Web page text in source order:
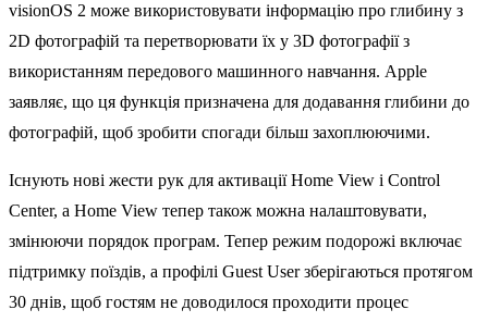
‌visionOS 2‌ може використовувати інформацію про глибину з
2D фотографій та перетворювати їх у 3D фотографії з
використанням передового машинного навчання. Apple
заявляє, що ця функція призначена для додавання глибини до
фотографій, щоб зробити спогади більш захоплюючими.
Існують нові жести рук для активації Home View і Control
Center, а Home View тепер також можна налаштовувати,
змінюючи порядок програм. Тепер режим подорожі включає
підтримку поїздів, а профілі Guest User зберігаються протягом
30 днів, щоб гостям не доводилося проходити процес